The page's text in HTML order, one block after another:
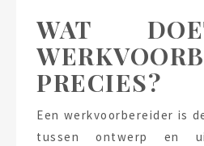
WAT
PRECIES?
Een werkvoorbereider is
tussen ontwerp en